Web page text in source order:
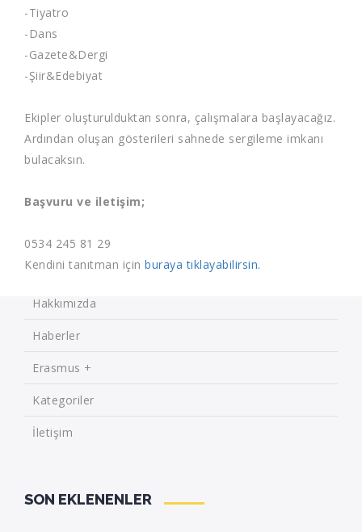
-Tiyatro
-Dans
-Gazete&Dergi
-Şiir&Edebiyat
Ekipler oluşturulduktan sonra, çalışmalara başlayacağız.
Ardından oluşan gösterileri sahnede sergileme imkanı
bulacaksın.
Başvuru ve iletişim;
0534 245 81 29
Kendini tanıtman için buraya tıklayabilirsin.
Hakkımızda
Haberler
Erasmus +
Kategoriler
İletişim
SON EKLENENLER